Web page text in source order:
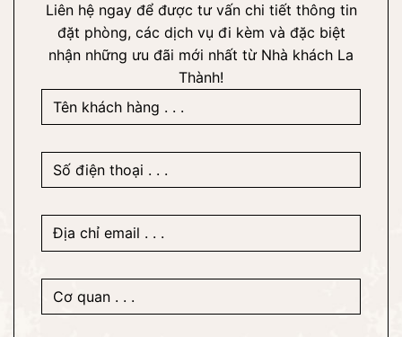
Liên hệ ngay để được tư vấn chi tiết thông tin
đặt phòng, các dịch vụ đi kèm và đặc biệt
nhận những ưu đãi mới nhất từ Nhà khách La
Thành!